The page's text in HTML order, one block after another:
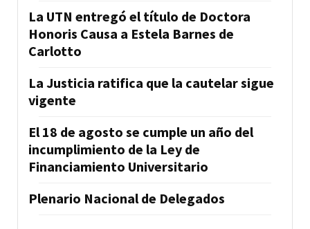
La UTN entregó el título de Doctora
Honoris Causa a Estela Barnes de
Carlotto
La Justicia ratifica que la cautelar sigue
vigente
El 18 de agosto se cumple un año del
incumplimiento de la Ley de
Financiamiento Universitario
Plenario Nacional de Delegados